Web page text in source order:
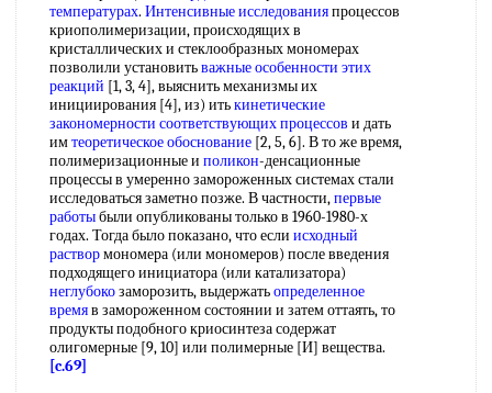
температурах. Интенсивные исследованияпроцессов
криополимеризации, происходящих в
кристаллических и стеклообразных мономерах
позволили установитьважные особенности этих
реакций [1, 3, 4], выяснить механизмы их
инициирования [4], из) итькинетические
закономерности соответствующих процессов и дать
имтеоретическое обоснование [2, 5, 6]. В то же время,
полимеризационные и поликон-денсационные
процессы в умеренно замороженных системах стали
исследоваться заметно позже. В частности,первые
работыбыли опубликованы только в 1960-1980-х
годах. Тогда было показано, что если исходный
раствормономера (или мономеров) после введения
подходящего инициатора (или катализатора)
неглубокозаморозить, выдержатьопределенное
времяв замороженном состоянии и затем оттаять, то
продукты подобного криосинтеза содержат
олигомерные [9, 10] или полимерные [И] вещества.
[c.69]